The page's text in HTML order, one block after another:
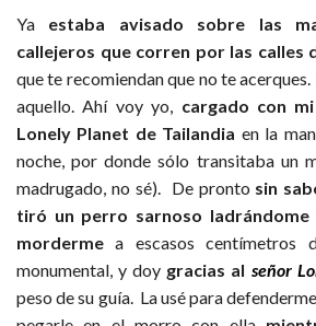
Ya estaba avisado sobre las
callejeros que corren por las calles
que te recomiendan que no te
aquello. Ahí voy yo, cargado con
Lonely Planet de Tailandia en la
noche, por donde sólo transitaba un
madrugado, no sé). De pronto sin
tiró un perro sarnoso
mordermea escasos centímetros
monumental, y doy gracias al señor
peso de su guía. La usé para